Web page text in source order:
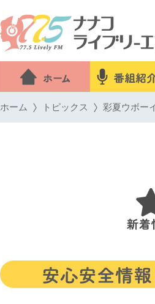
ホーム トピックス 彩夏ウボー